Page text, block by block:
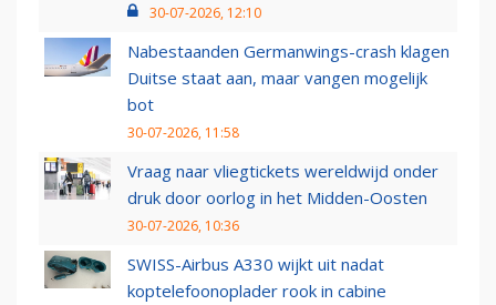
30-07-2026, 12:10
Nabestaanden Germanwings-crash klagen
Duitse staat aan, maar vangen mogelijk
bot
30-07-2026, 11:58
Vraag naar vliegtickets wereldwijd onder
druk door oorlog in het Midden-Oosten
30-07-2026, 10:36
SWISS-Airbus A330 wijkt uit nadat
koptelefoonoplader rook in cabine